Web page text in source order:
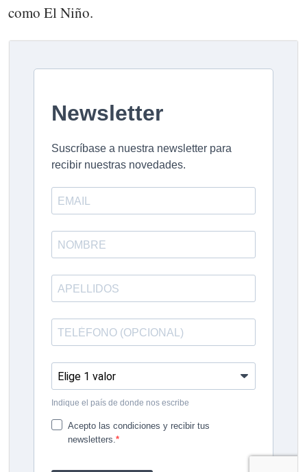
como El Niño.